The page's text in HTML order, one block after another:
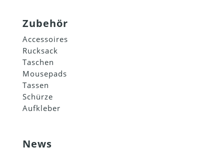
Zubehör
Accessoires
Rucksack
Taschen
Mousepads
Tassen
Schürze
Aufkleber
News